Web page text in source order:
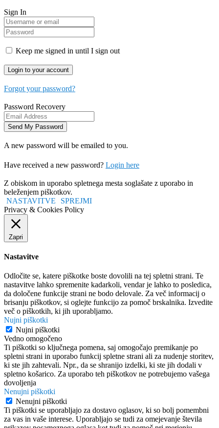
Sign In
Keep me signed in until I sign out
Forgot your password?
Password Recovery
A new password will be emailed to you.
Have received a new password? Login here
Z obiskom in uporabo spletnega mesta soglašate z uporabo in
beleženjem piškotkov.
NASTAVITVE
SPREJMI
Privacy & Cookies Policy
Zapri
Nastavitve
Odločite se, katere piškotke boste dovolili na tej spletni strani. Te
nastavitve lahko spremenite kadarkoli, vendar je lahko to posledica,
da določene funkcije strani ne bodo delovale. Za več informacij o
brisanju piškotkov, si oglejte funkcijo za pomoč brskalnika. Izvedite
več o piškotkih, ki jih uporabljamo.
Nujni piškotki
Nujni piškotki
Vedno omogočeno
Ti piškotki so ključnega pomena, saj omogočajo premikanje po
spletni strani in uporabo funkcij spletne strani ali za nudenje storitev,
ki ste jih zahtevali. Npr., da se shranijo izdelki, ki ste jih dodali v
spletno košarico. Za uporabo teh piškotkov ne potrebujemo vašega
dovoljenja
Nenujni piškotki
Nenujni piškotki
Ti piškotki se uporabljajo za dostavo oglasov, ki so bolj pomembni
za vas in vaše interese. Uporabljajo se tudi za omejevanje števila